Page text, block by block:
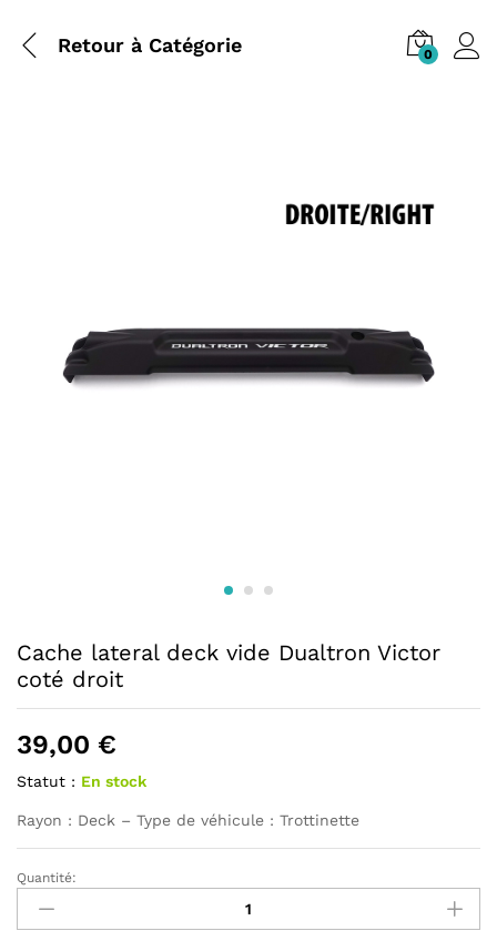
Retour à Catégorie 0
Cache lateral deck vide Dualtron Victor
coté droit
39,00 €
Statut : En stock
Rayon : Deck – Type de véhicule : Trottinette
Cache
lateral
deck
Quantité: